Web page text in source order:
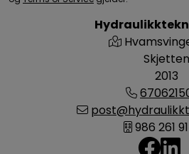
Skjetten
2013
986 261